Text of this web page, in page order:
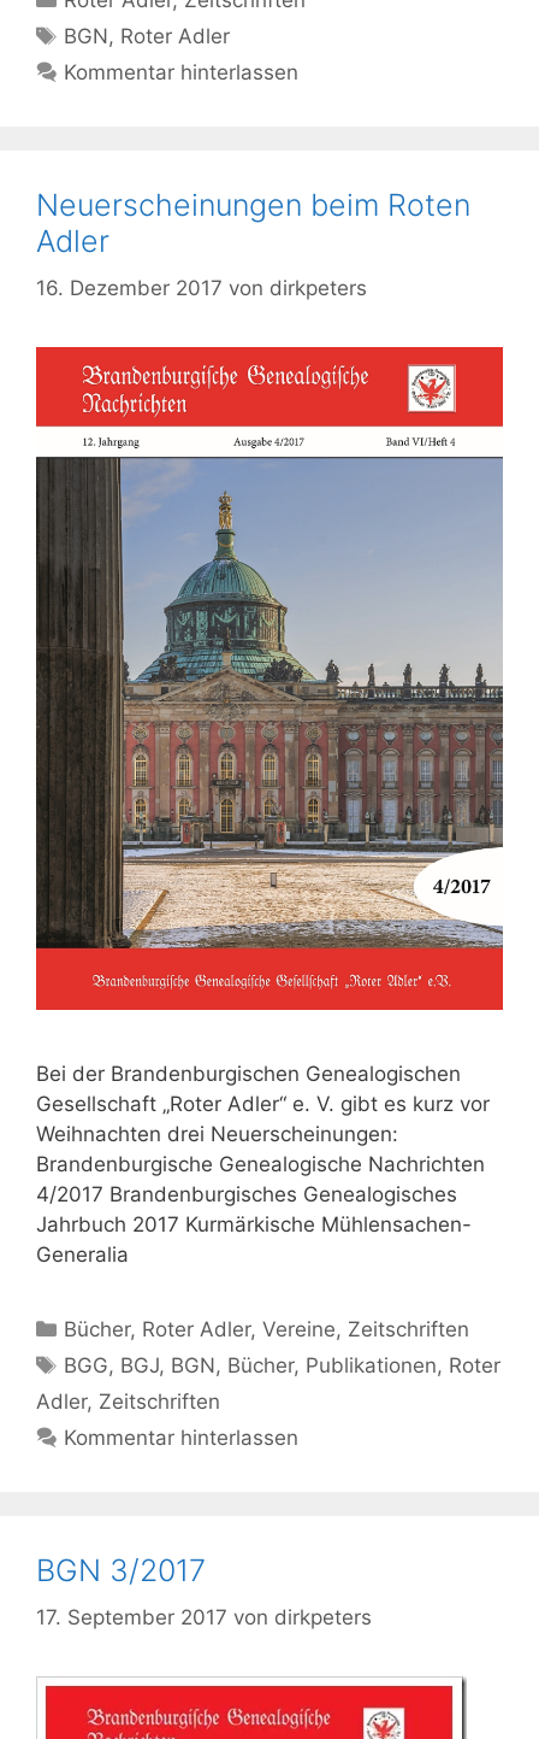
Schlagwörter
BGN, Roter Adler
Kommentar hinterlassen
Neuerscheinungen beim Roten
Adler
16. Dezember 2017 von dirkpeters
Bei der Brandenburgischen Genealogischen
Gesellschaft „Roter Adler“ e. V. gibt es kurz vor
Weihnachten drei Neuerscheinungen:
Brandenburgische Genealogische Nachrichten
4/2017 Brandenburgisches Genealogisches
Jahrbuch 2017 Kurmärkische Mühlensachen-
Generalia
Kategorien
Bücher, Roter Adler,Vereine, Zeitschriften
Schlagwörter
BGG, BGJ, BGN, Bücher, Publikationen, Roter
Adler, Zeitschriften
Kommentar hinterlassen
BGN 3/2017
17. September 2017 von dirkpeters